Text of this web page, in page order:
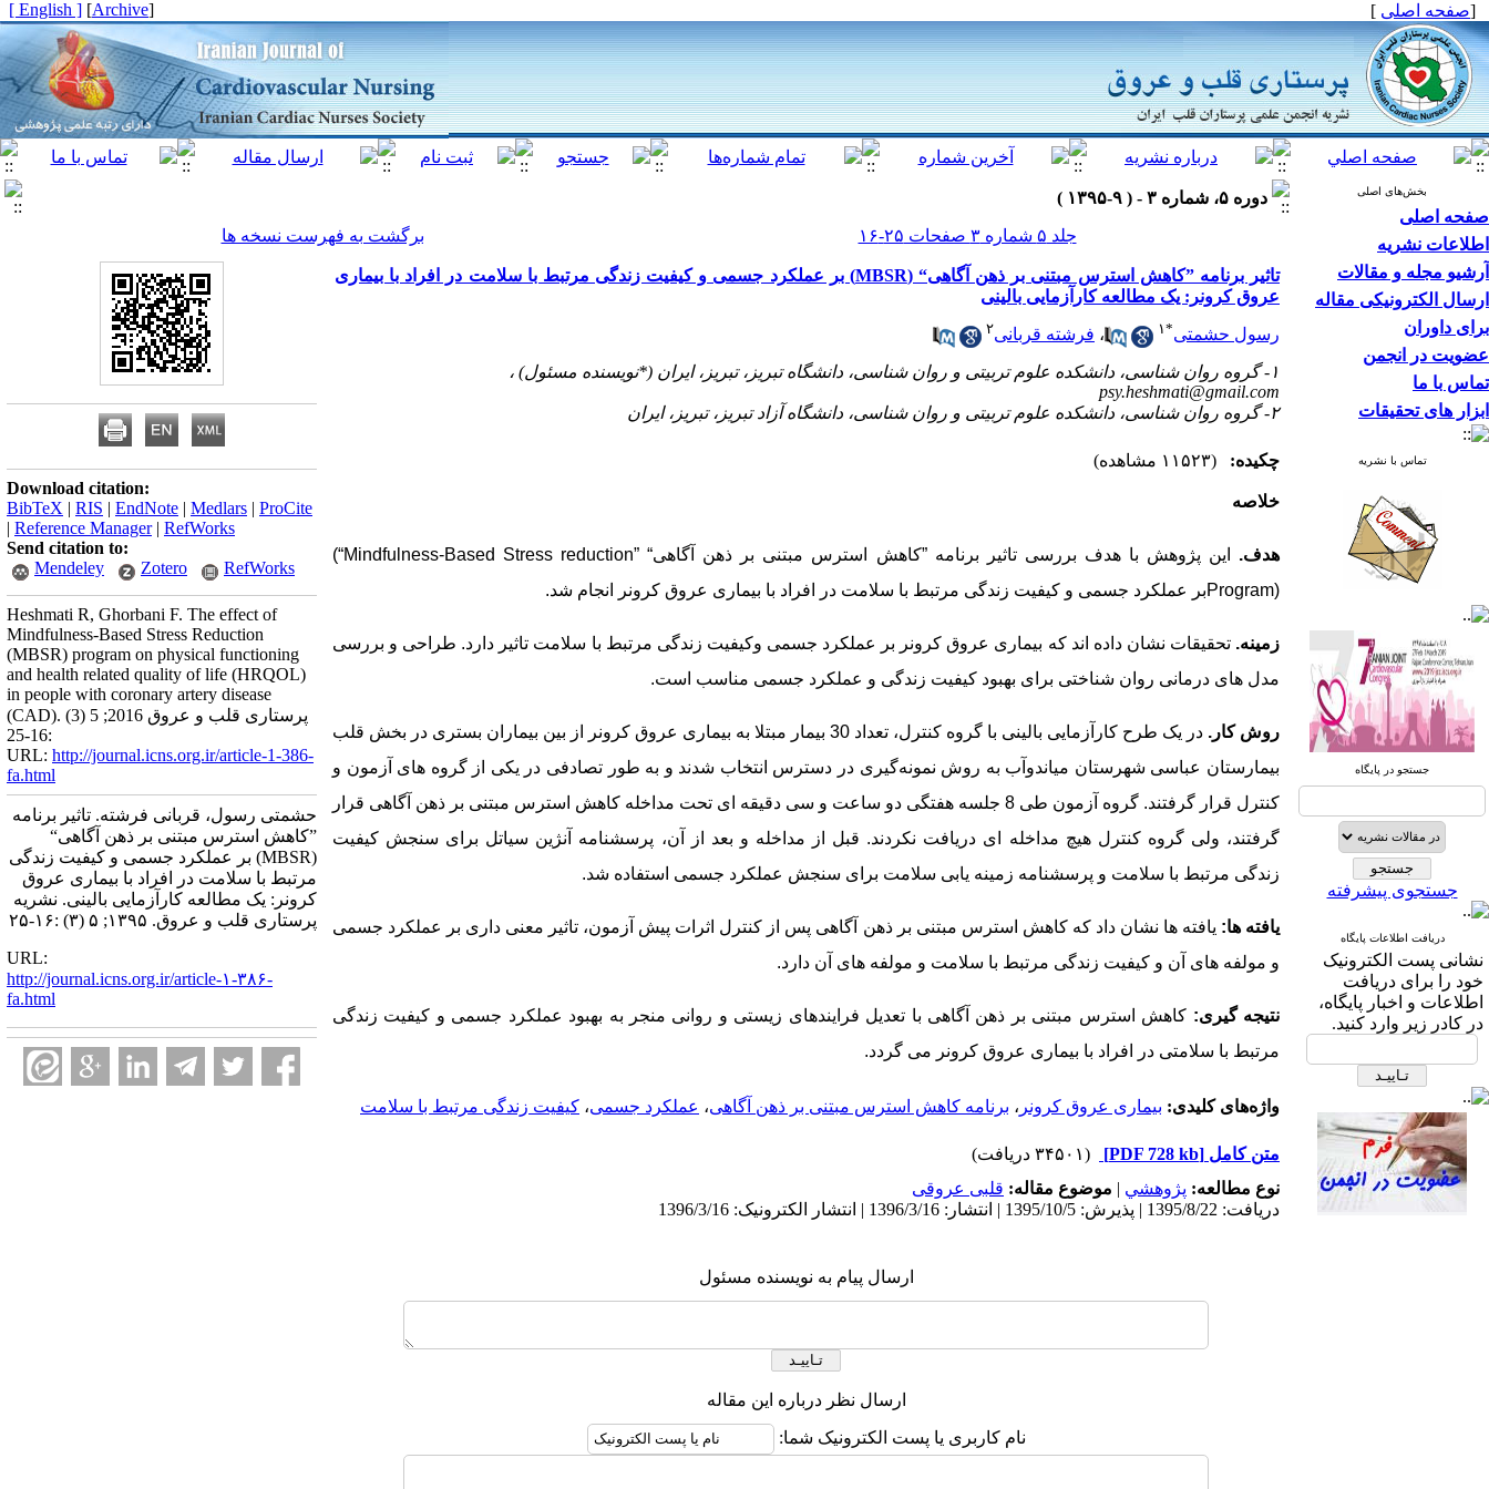
[صفحه اصلی ]
[
Archive
]
[ English ]
بخش‌های اصلی
صفحه اصلی
اطلاعات نشریه
آرشیو مجله و مقالات
ارسال الکترونیکی مقاله
برای داوران
عضویت در انجمن
تماس با ما
ابزار های تحقیقات
تماس با نشریه
صندوق پستی:
تلفاکس: 23922270-021
تلفن: 6-22663165-021
آدرس پایگاه الکترونیکی:
http://journal.icns.org.ir
آدرس‌ پست الکترونیکی انجمن:
info@icns.org.ir
آدرس پست الکترونیکی نشریه:
نشانی مجله: تهران، خیابان ولیعصر،
ابتدای بزرگراه نیایش، بیمارستان
قلب شهید رجایی- ساختمان انجمن
پرستاری قلب و عروق ایران
جستجو در پایگاه
جستجوی پیشرفته
دریافت اطلاعات پایگاه
نشانی پست الکترونیک
خود را برای دریافت
اطلاعات و اخبار پایگاه،
در کادر زیر وارد کنید.
دوره ۵، شماره ۳ - ( ۹-۱۳۹۵ )
جلد ۵ شماره ۳ صفحات ۲۵-۱۶
برگشت به فهرست نسخه ها
تاثیر برنامه ”کاهش استرس مبتنی بر ذهن آگاهی“ (MBSR) بر عملکرد جسمی و کیفیت زندگی مرتبط با سلامت در افراد با بیماری
عروق کرونر: یک مطالعه کارآزمایی بالینی
رسول حشمتی*۱ ، فرشته قربانی۲
۱- گروه روان شناسی، دانشکده علوم تربیتی و روان شناسی، دانشگاه تبریز، تبریز، ایران (*نویسنده مسئول) ،
psy.heshmati@gmail.com
۲- گروه روان شناسی، دانشکده علوم تربیتی و روان شناسی، دانشگاه آزاد تبریز، تبریز، ایران
چکیده: (۱۱۵۲۳ مشاهده)
خلاصه
هدف. این پژوهش با هدف بررسی تاثیر برنامه ”کاهش استرس مبتنی بر ذهن آگاهی“ (“Mindfulness-Based Stress reduction”
Program)بر عملکرد جسمی و کیفیت زندگی مرتبط با سلامت در افراد با بیماری عروق کرونر انجام شد.
زمینه. تحقیقات نشان داده اند که بیماری عروق کرونر بر عملکرد جسمی وکیفیت زندگی مرتبط با سلامت تاثیر دارد. طراحی و بررسی
مدل های درمانی روان شناختی برای بهبود کیفیت زندگی و عملکرد جسمی مناسب است.
روش کار.
در یک طرح کارآزمایی بالینی با گروه کنترل، تعداد 30 بیمار مبتلا به بیماری عروق کرونر از بین بیماران بستری در بخش قلب
بیمارستان عباسی شهرستان میاندوآب به روش نمونه‌گیری در دسترس انتخاب شدند و به طور تصادفی در یکی از گروه های آزمون و
کنترل قرار گرفتند. گروه آزمون طی 8 جلسه هفتگی دو ساعت و سی دقیقه ای تحت مداخله کاهش استرس مبتنی بر ذهن آگاهی قرار
گرفتند، ولی گروه کنترل هیچ مداخله ای دریافت نکردند. قبل از مداخله و بعد از آن، پرسشنامه آنژین سیاتل برای سنجش کیفیت
زندگی مرتبط با سلامت و پرسشنامه زمینه یابی سلامت برای سنجش عملکرد جسمی استفاده شد.
یافته ها: یافته ها نشان داد که کاهش استرس مبتنی بر ذهن آگاهی پس از کنترل اثرات پیش آزمون، تاثیر معنی داری بر عملکرد جسمی
و مولفه های آن و کیفیت زندگی مرتبط با سلامت و مولفه های آن دارد.
نتیجه گیری: کاهش استرس مبتنی بر ذهن آگاهی با تعدیل فرایندهای زیستی و روانی منجر به بهبود عملکرد جسمی و کیفیت زندگی
مرتبط با سلامتی در افراد با بیماری عروق کرونر می گردد.
واژه‌های کلیدی: بیماری عروق کرونر ، برنامه کاهش استرس مبتنی بر ذهن آگاهی، عملکرد جسمی، کیفیت زندگی مرتبط با سلامت
متن کامل [PDF 728 kb]
(۳۴۵۰۱ دریافت)
نوع مطالعه: پژوهشي | موضوع مقاله: قلبی عروقی
دریافت: 1395/8/22 | پذیرش: 1395/10/5 | انتشار: 1396/3/16 | انتشار الکترونیک: 1396/3/16
ارسال پیام به نویسنده مسئول
ارسال نظر درباره این مقاله
نام کاربری یا پست الکترونیک شما:
Download citation:
BibTeX | RIS | EndNote | Medlars | ProCite
| Reference Manager| RefWorks
Send citation to:
Mendeley
Zotero RefWorks
Heshmati R, Ghorbani F. The effect of
Mindfulness-Based Stress Reduction
(MBSR) program on physical functioning
and health related quality of life (HRQOL)
in people with coronary artery disease
(CAD). پرستاری قلب و عروق 2016; 5 (3)
:16-25
URL: http://journal.icns.org.ir/article-1-386-
fa.html
حشمتی رسول، قربانی فرشته. تاثیر برنامه
”کاهش استرس مبتنی بر ذهن آگاهی“
(MBSR) بر عملکرد جسمی و کیفیت زندگی
مرتبط با سلامت در افراد با بیماری عروق
کرونر: یک مطالعه کارآزمایی بالینی. نشریه
پرستاری قلب و عروق. ۱۳۹۵; ۵ (۳) :۱۶-۲۵
URL:
http://journal.icns.org.ir/article-۱-۳۸۶-
fa.html